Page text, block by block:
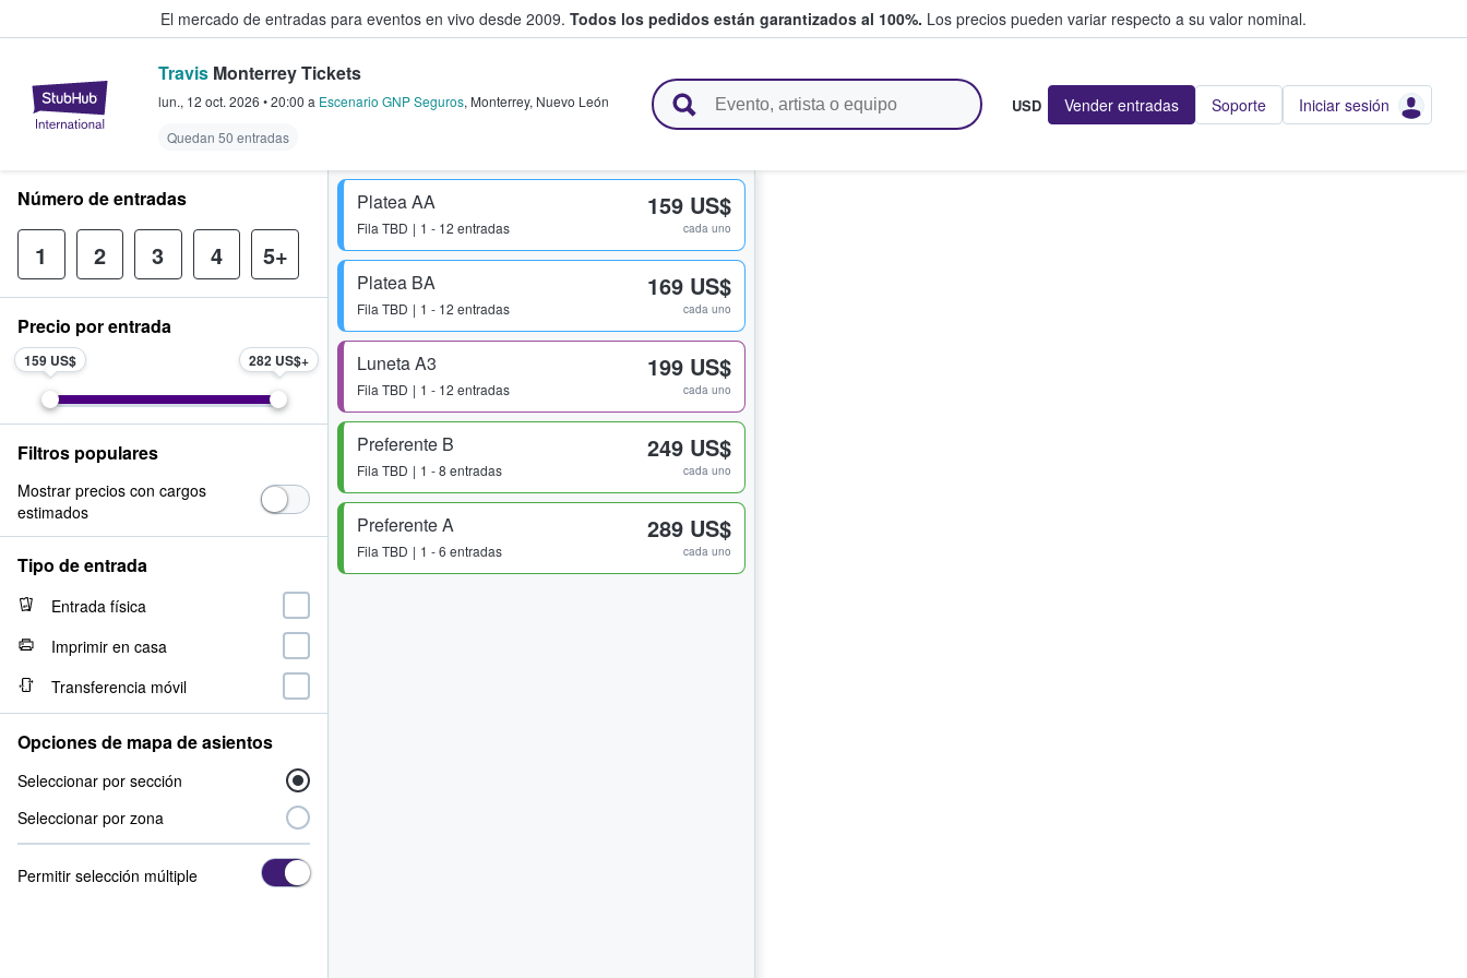
El mercado de entradas para eventos en vivo desde 2009. Todos los pedidos están garantizados al 100%. Los precios pueden variar respecto a su valor nominal.
StubHub: compra y venta de entradas entre fans
Travis Monterrey Tickets
lun., 12 oct. 2026 •20:00 a Escenario GNP Seguros, Monterrey, Nuevo León
Quedan 50 entradas
USD Vender entradas Soporte Iniciar sesión
Platea AA
Fila TBD 1 - 12 entradas
159 US$
cada uno
Platea BA
Fila TBD 1 - 12 entradas
169 US$
cada uno
Luneta A3
Fila TBD 1 - 12 entradas
199 US$
cada uno
Preferente B
Fila TBD 1 - 8 entradas
249 US$
cada uno
Preferente A
Fila TBD 1 - 6 entradas
289 US$
cada uno
Número de entradas
1 2 3 4 5+
Precio por entrada
159 US$ 282 US$
Filtros populares
Mostrar precios con cargos
estimados
Tipo de entrada
Entrada física
Imprimir en casa
Transferencia móvil
Opciones de mapa de asientos
Seleccionar por sección
Seleccionar por zona
Permitir selección múltiple